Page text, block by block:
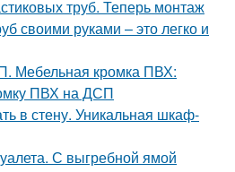
труб. Теперь монтаж
своими руками – это легко и
Мебельная кромка ПВХ:
ПВХ на ДСП
в стену. Уникальная шкаф-
С выгребной ямой